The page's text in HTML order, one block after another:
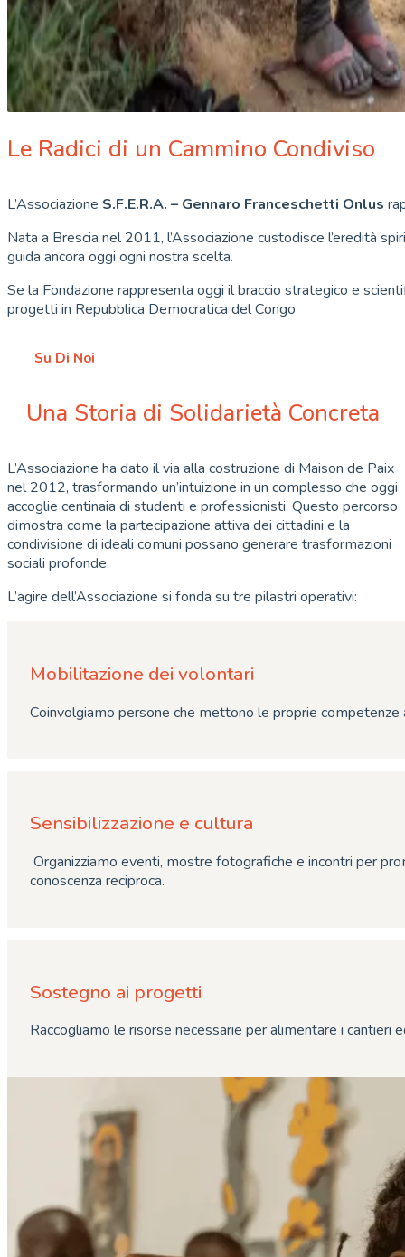
Le Radici di un Cammino Condiviso
L’Associazione S.F.E.R.A. – Gennaro Franceschetti Onlus
Nata a Brescia nel 2011, l’Associazione custodisce l’eredità
guida ancora oggi ogni nostra scelta.
Se la Fondazione rappresenta oggi il braccio strategico e
progetti in Repubblica Democratica del Congo
Su Di Noi
Una Storia di Solidarietà Concreta
L’Associazione ha dato il via alla costruzione di Maison de Paix
nel 2012, trasformando un’intuizione in un complesso che oggi
accoglie centinaia di studenti e professionisti. Questo percorso
dimostra come la partecipazione attiva dei cittadini e la
condivisione di ideali comuni possano generare trasformazioni
sociali profonde.
L’agire dell’Associazione si fonda su tre pilastri operativi:
Mobilitazione dei volontari
Coinvolgiamo persone che mettono le proprie
Sensibilizzazione e cultura
Organizziamo eventi, mostre fotografiche e incontri per
conoscenza reciproca.
Sostegno ai progetti
Raccogliamo le risorse necessarie per alimentare i cantieri